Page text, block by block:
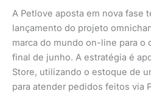
A Petlove aposta em nova fase
lançamento do projeto
marca do mundo on-line para o
final de junho. A estratégia é
Store, utilizando o estoque de
para atender pedidos feitos via